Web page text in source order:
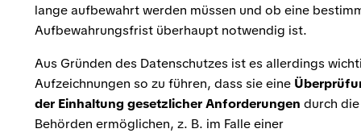
lange aufbewahrt werden müssen und ob eine
Aufbewahrungsfrist überhaupt notwendig ist.
Aus Gründen des Datenschutzes ist es allerdings
Aufzeichnungen so zu führen, dass sie eine
der Einhaltung gesetzlicher Anforderungen durch die
Behörden ermöglichen, z. B. im Falle einer